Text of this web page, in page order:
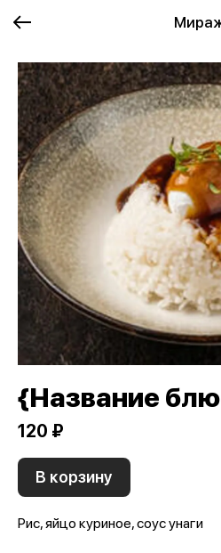
{Название
120 ₽
В корзину
Рис, яйцо куриное, соус унаги